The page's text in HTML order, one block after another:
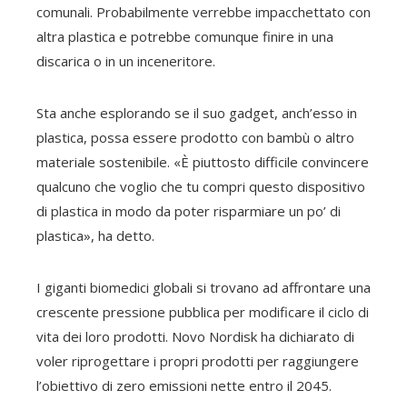
comunali. Probabilmente verrebbe impacchettato con
altra plastica e potrebbe comunque finire in una
discarica o in un inceneritore.
Sta anche esplorando se il suo gadget, anch’esso in
plastica, possa essere prodotto con bambù o altro
materiale sostenibile. «È piuttosto difficile convincere
qualcuno che voglio che tu compri questo dispositivo
di plastica in modo da poter risparmiare un po’ di
plastica», ha detto.
I giganti biomedici globali si trovano ad affrontare una
crescente pressione pubblica per modificare il ciclo di
vita dei loro prodotti. Novo Nordisk ha dichiarato di
voler riprogettare i propri prodotti per raggiungere
l’obiettivo di zero emissioni nette entro il 2045.